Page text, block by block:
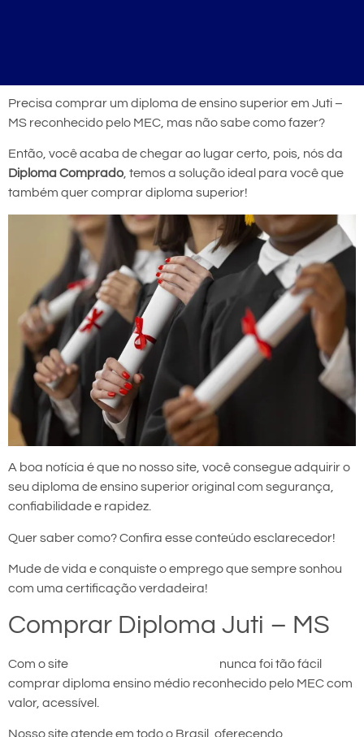
Precisa comprar um diploma de ensino superior em Juti –
MS reconhecido pelo MEC, mas não sabe como fazer?
Então, você acaba de chegar ao lugar certo, pois, nós da
Diploma Comprado, temos a solução ideal para você que
também quer comprar diploma superior!
A boa notícia é que no nosso site, você consegue adquirir o
seu diploma de ensino superior original com segurança,
confiabilidade e rapidez.
Quer saber como? Confira esse conteúdo esclarecedor!
Mude de vida e conquiste o emprego que sempre sonhou
com uma certificação verdadeira!
Comprar Diploma Juti – MS
Com o site
nunca foi tão fácil
comprar diploma ensino médio reconhecido pelo MEC com
valor, acessível.
Nosso site atende em todo o Brasil, oferecendo